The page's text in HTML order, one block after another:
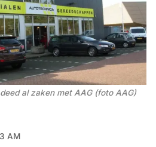
al zaken met AAG (foto AAG)
AM